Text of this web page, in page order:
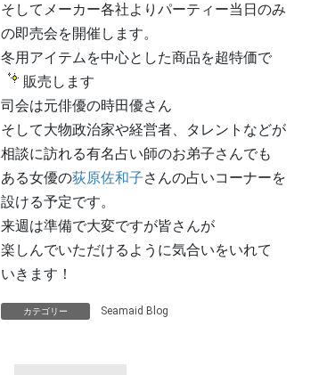
そしてメーカー各社よりパーティー当日のみ
の即売会を開催します。
冬用アイテムを中心とした商品を超特価で
販売します
司会は元俳優の時田優さん
そして大物政治家や経営者、タレントなどが
相談に訪れる有名占い師のお弟子さんでも
ある女優の荻原佐和子さんの占いコーナーを
設ける予定です。
来週は準備で大変ですが皆さんが
楽しんでいただけるように気合いをいれて
いきます！
カテゴリー Seamaid Blog